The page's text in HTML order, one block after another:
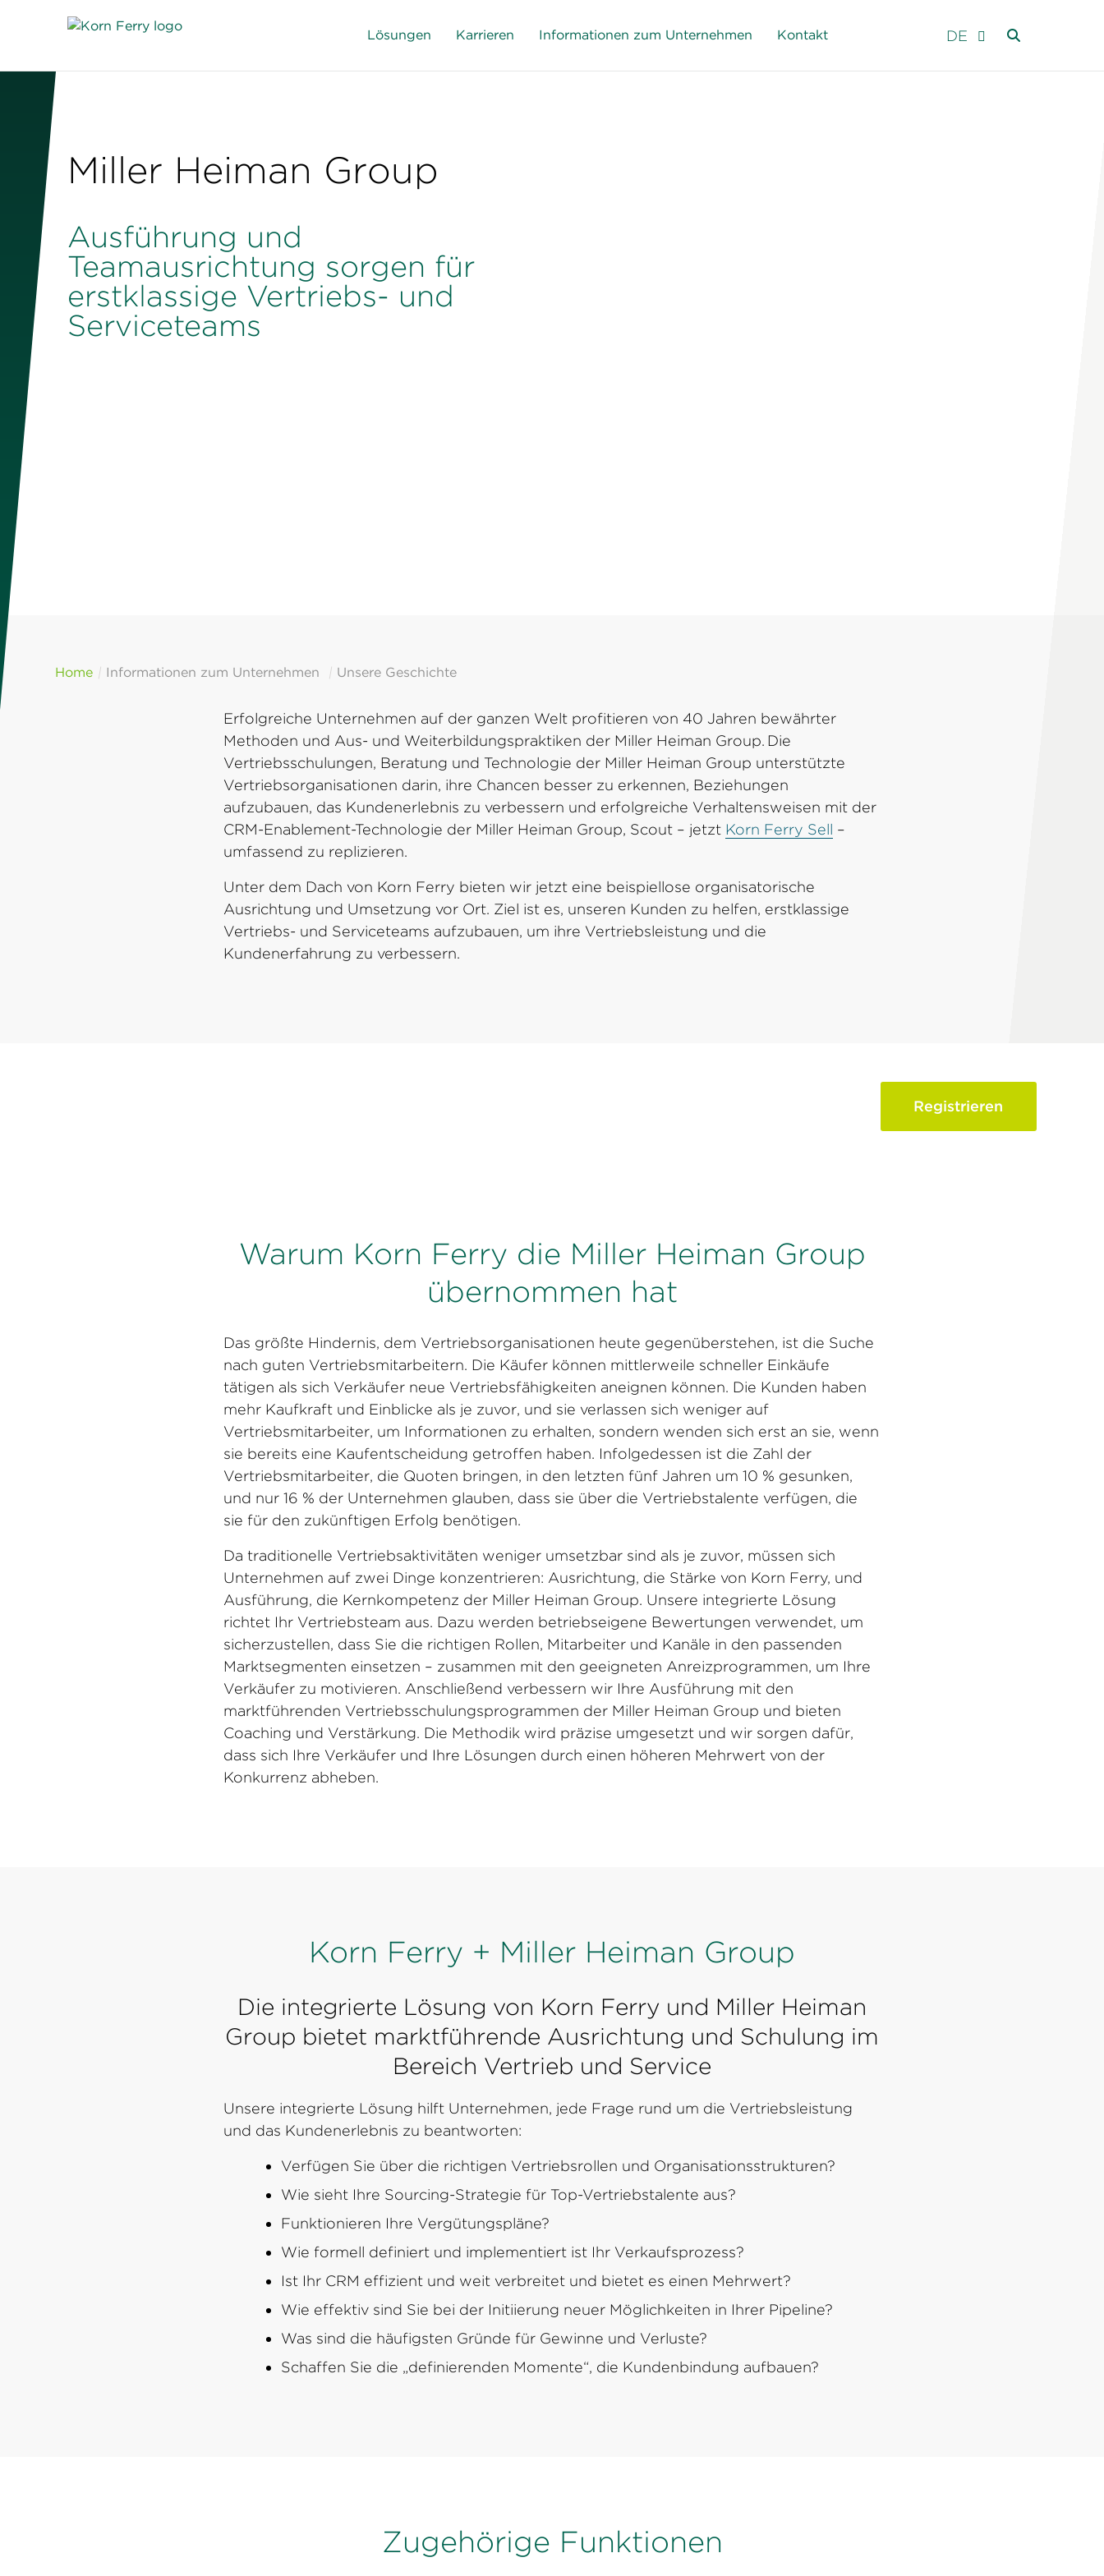
Lösungen Karrieren Informationen zum Unternehmen Kontakt DE
Miller Heiman Group
Ausführung und
Teamausrichtung sorgen für
erstklassige Vertriebs- und
Serviceteams
Home Informationen zum Unternehmen Unsere Geschichte
Erfolgreiche Unternehmen auf der ganzen Welt profitieren von 40 Jahren bewährter
Methoden und Aus- und Weiterbildungspraktiken der Miller Heiman Group. Die
Vertriebsschulungen, Beratung und Technologie der Miller Heiman Group unterstützte
Vertriebsorganisationen darin, ihre Chancen besser zu erkennen, Beziehungen
aufzubauen, das Kundenerlebnis zu verbessern und erfolgreiche Verhaltensweisen mit der
CRM-Enablement-Technologie der Miller Heiman Group, Scout – jetzt Korn Ferry Sell –
umfassend zu replizieren.
Unter dem Dach von Korn Ferry bieten wir jetzt eine beispiellose organisatorische
Ausrichtung und Umsetzung vor Ort. Ziel ist es, unseren Kunden zu helfen, erstklassige
Vertriebs- und Serviceteams aufzubauen, um ihre Vertriebsleistung und die
Kundenerfahrung zu verbessern.
Registrieren
Warum Korn Ferry die Miller Heiman Group
übernommen hat
Das größte Hindernis, dem Vertriebsorganisationen heute gegenüberstehen, ist die Suche
nach guten Vertriebsmitarbeitern. Die Käufer können mittlerweile schneller Einkäufe
tätigen als sich Verkäufer neue Vertriebsfähigkeiten aneignen können. Die Kunden haben
mehr Kaufkraft und Einblicke als je zuvor, und sie verlassen sich weniger auf
Vertriebsmitarbeiter, um Informationen zu erhalten, sondern wenden sich erst an sie, wenn
sie bereits eine Kaufentscheidung getroffen haben. Infolgedessen ist die Zahl der
Vertriebsmitarbeiter, die Quoten bringen, in den letzten fünf Jahren um 10 % gesunken,
und nur 16 % der Unternehmen glauben, dass sie über die Vertriebstalente verfügen, die
sie für den zukünftigen Erfolg benötigen.
Da traditionelle Vertriebsaktivitäten weniger umsetzbar sind als je zuvor, müssen sich
Unternehmen auf zwei Dinge konzentrieren: Ausrichtung, die Stärke von Korn Ferry, und
Ausführung, die Kernkompetenz der Miller Heiman Group. Unsere integrierte Lösung
richtet Ihr Vertriebsteam aus. Dazu werden betriebseigene Bewertungen verwendet, um
sicherzustellen, dass Sie die richtigen Rollen, Mitarbeiter und Kanäle in den passenden
Marktsegmenten einsetzen – zusammen mit den geeigneten Anreizprogrammen, um Ihre
Verkäufer zu motivieren. Anschließend verbessern wir Ihre Ausführung mit den
marktführenden Vertriebsschulungsprogrammen der Miller Heiman Group und bieten
Coaching und Verstärkung. Die Methodik wird präzise umgesetzt und wir sorgen dafür,
dass sich Ihre Verkäufer und Ihre Lösungen durch einen höheren Mehrwert von der
Konkurrenz abheben.
Korn Ferry + Miller Heiman Group
Die integrierte Lösung von Korn Ferry und Miller Heiman
Group bietet marktführende Ausrichtung und Schulung im
Bereich Vertrieb und Service
Unsere integrierte Lösung hilft Unternehmen, jede Frage rund um die Vertriebsleistung
und das Kundenerlebnis zu beantworten:
Verfügen Sie über die richtigen Vertriebsrollen und Organisationsstrukturen?
Wie sieht Ihre Sourcing-Strategie für Top-Vertriebstalente aus?
Funktionieren Ihre Vergütungspläne?
Wie formell definiert und implementiert ist Ihr Verkaufsprozess?
Ist Ihr CRM effizient und weit verbreitet und bietet es einen Mehrwert?
Wie effektiv sind Sie bei der Initiierung neuer Möglichkeiten in Ihrer Pipeline?
Was sind die häufigsten Gründe für Gewinne und Verluste?
Schaffen Sie die „definierenden Momente“, die Kundenbindung aufbauen?
Zugehörige Funktionen